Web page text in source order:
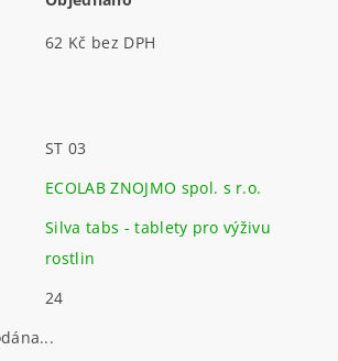
62 Kč bez DPH
ST 03
ECOLAB ZNOJMO spol. s r.o.
Silva tabs - tablety pro výživu
rostlin
24